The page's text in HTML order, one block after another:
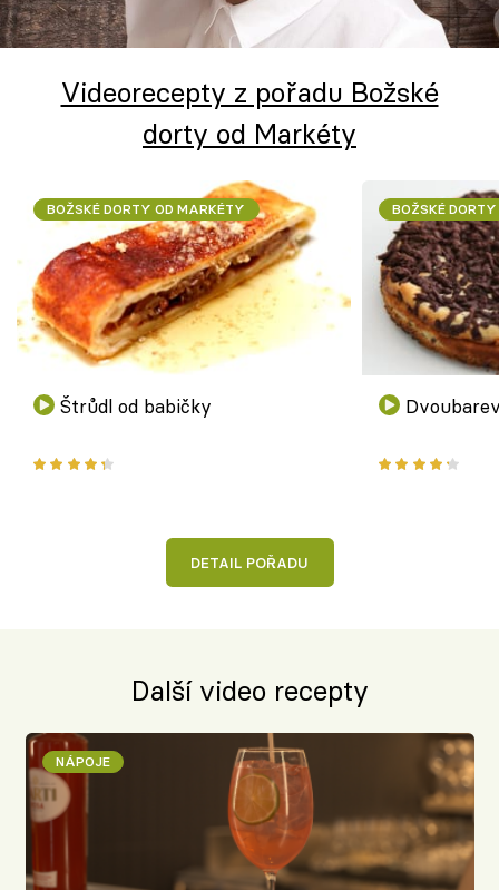
Škola vaření
Recepty z TV
Speciál: Cuketa
Sledujte prima+
Přihlášení
Sledujte nás
Videorecepty z pořadu Božské
dorty od Markéty
BOŽSKÉ DORTY OD MARKÉTY
Štrůdl od babičky
BOŽSKÉ
DETAIL POŘADU
Další video recepty
NÁPOJE